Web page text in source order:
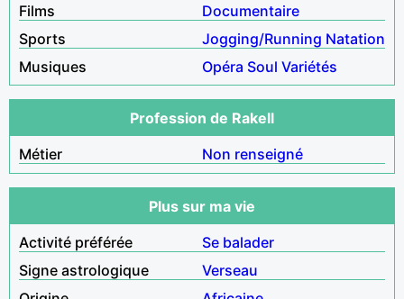
Films
Documentaire
Sports
Jogging/Running Natation
Musiques
Opéra Soul Variétés
Profession de Rakell
Métier
Non renseigné
Plus sur ma vie
Activité préférée
Se balader
Signe astrologique
Verseau